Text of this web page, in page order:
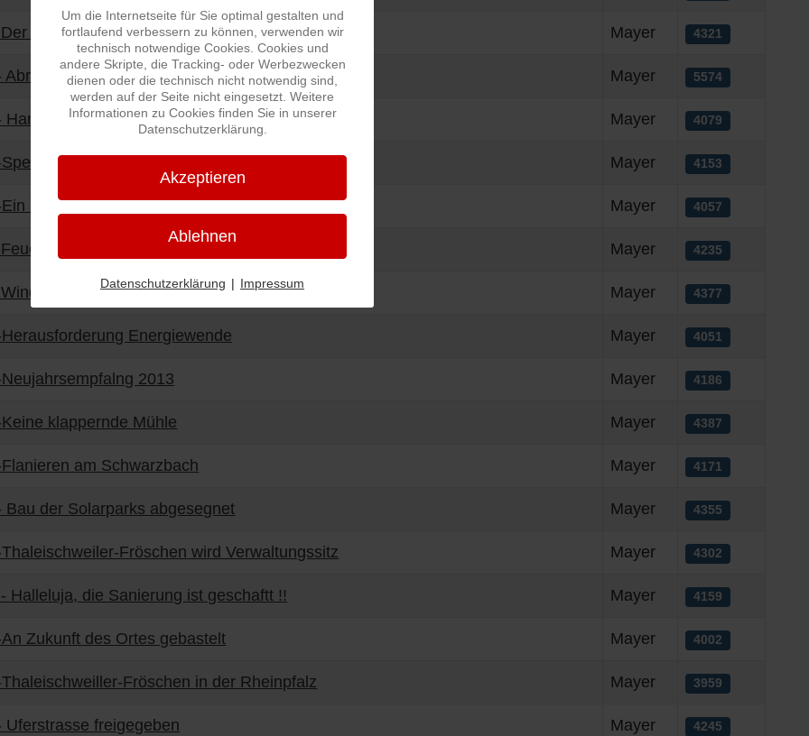
alte Ortskernerhält ein neues Gesicht Mayer 4321
Abriss-Bagger macht "Rundeck" platt Mayer 5574
Handballer streichen Kabinen Mayer 4079
der Ortsgemeinde Mayer 4153
Dorf soll grüner werden Mayer 4057
-Zusammenhalt stärken Mayer 4235
am Petersberg Mayer 4377
Energiewende Mayer 4051
2013 Mayer 4186
klappernde Mühle Mayer 4387
am Schwarzbach Mayer 4171
Bau der Solarparks abgesegnet Mayer 4355
Fröschen wird Verwaltungssitz Mayer 4302
Halleluja, die Sanierung ist geschaftt !! Mayer 4159
Zukunft des Ortes gebastelt Mayer 4002
Fröschen in der Rheinpfalz Mayer 3959
Uferstrasse freigegeben Mayer 4245
Um die Internetseite für Sie optimal gestalten und
fortlaufend verbessern zu können, verwenden wir
technisch notwendige Cookies. Cookies und
andere Skripte, die Tracking- oder Werbezwecken
dienen oder die technisch nicht notwendig sind,
werden auf der Seite nicht eingesetzt. Weitere
Informationen zu Cookies finden Sie in unserer
Datenschutzerklärung.
Akzeptieren
Ablehnen
Datenschutzerklärung | Impressum